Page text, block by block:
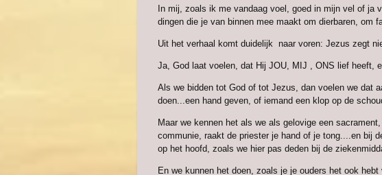
In mij, zoals ik me vandaag voel, goed in mijn vel of ja
dingen die je van binnen mee maakt om dierbaren, om
Uit het verhaal komt duidelijk naar voren: Jezus zegt
Ja, God laat voelen, dat Hij JOU, MIJ , ONS lief heeft,
Als we bidden tot God of tot Jezus, dan voelen we dat
doen...een hand geven, of iemand een klop op de
Maar we kennen het als we als gelovige een
communie, raakt de priester je hand of je tong....en bij
op het hoofd, zoals we hier pas deden bij de
En we kunnen het doen, zoals je je ouders het ook